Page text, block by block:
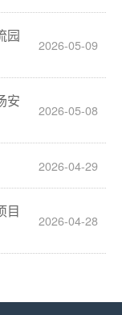
园
2026-05-09
安
2026-05-08
2026-04-29
目
2026-04-28